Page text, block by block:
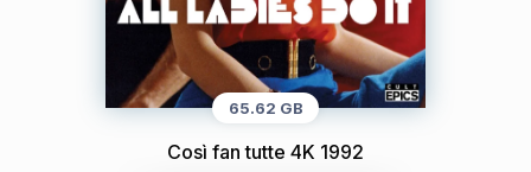
65.62 GB
Così fan tutte 4K 1992